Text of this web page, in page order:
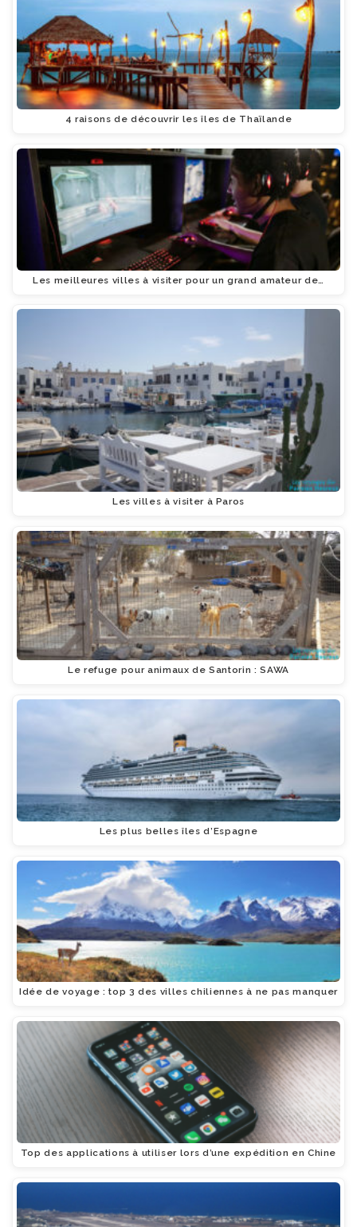
4 raisons de découvrir les îles de Thaïlande
Les meilleures villes à visiter pour un grand amateur de…
Les villes à visiter à Paros
Le refuge pour animaux de Santorin : SAWA
Les plus belles îles d’Espagne
Idée de voyage : top 3 des villes chiliennes à ne pas manquer
Top des applications à utiliser lors d’une expédition en Chine